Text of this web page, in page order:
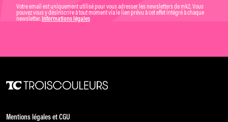
Votre email est uniquement utilisé pour vous adresser les newsletters de mk2. Vous
pouvez vous y désinscrire à tout moment via le lien prévu à cet effet intégré à chaque
newsletter. Informations légales
Mentions légales et CGU